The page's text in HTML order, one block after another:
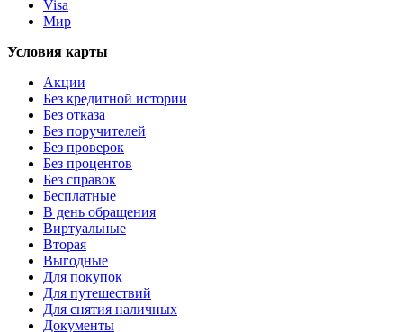
Visa
Мир
Условия карты
Акции
Без кредитной истории
Без отказа
Без поручителей
Без проверок
Без процентов
Без справок
Бесплатные
В день обращения
Виртуальные
Вторая
Выгодные
Для покупок
Для путешествий
Для снятия наличных
Документы